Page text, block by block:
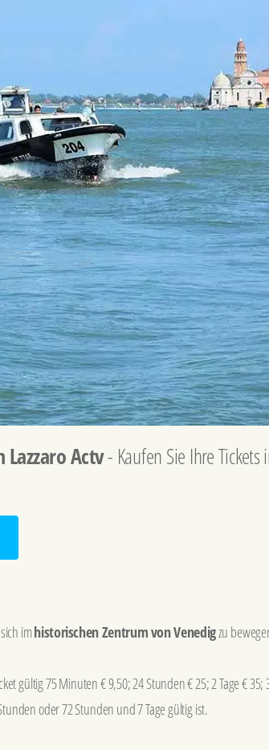
Actv- Kaufen Sie Ihre
imhistorischen Zentrum von Venedigzu
gültig 75 Minuten € 9,50; 24 Stunden € 25; 2 Tage € 35;
oder 72 Stunden und 7 Tage gültig ist.